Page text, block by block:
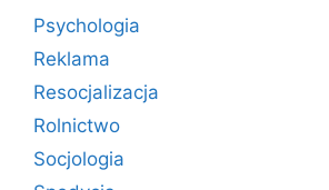
Psychologia
Reklama
Resocjalizacja
Rolnictwo
Socjologia